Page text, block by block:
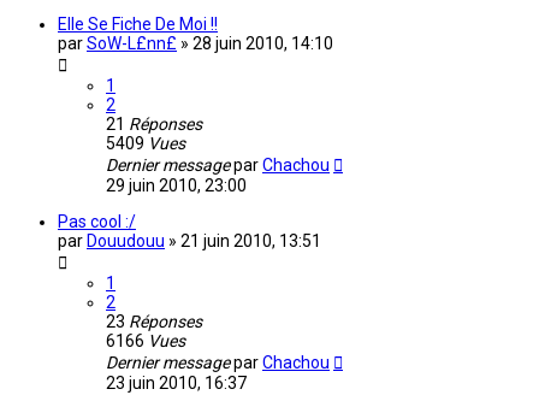
Elle Se Fiche De Moi !!
parSoW-L£nn£ » 28 juin 2010, 14:10
1
2
21 Réponses
5409 Vues
Dernier messageparChachou
29 juin 2010, 23:00
Pas cool :/
par Douudouu » 21 juin 2010, 13:51
1
2
23 Réponses
6166 Vues
Dernier messageparChachou
23 juin 2010, 16:37